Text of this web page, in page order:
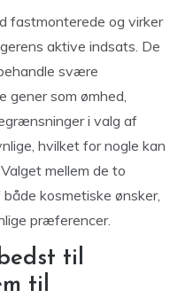
fastmonterede og virker
aktive indsats. De
svære
gener som ømhed,
i valg af
hvilket for nogle kan
mellem de to
kosmetiske ønsker,
præferencer.
til
til